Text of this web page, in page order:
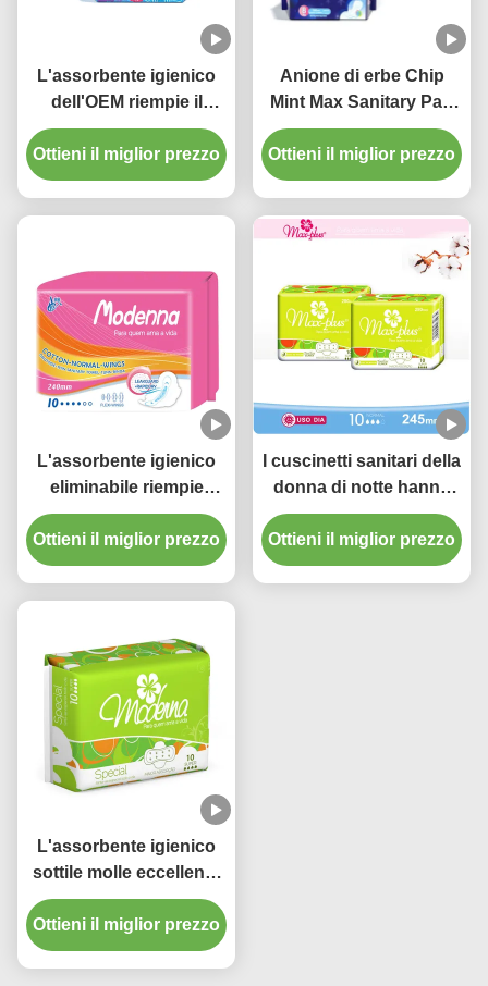
L'assorbente igienico
dell'OEM riempie il
cuscinetto sanitario
alato respirabile
eliminabile della
Ottieni il miglior prezzo
Anione di erbe Chip
Mint Max Sanitary Pad
del tovagliolo sanitario
della donna
Ottieni il miglior prezzo
L'assorbente igienico
eliminabile riempie
sottile di Toallas
Sanitarias delle donne
ultra su misura
Ottieni il miglior prezzo
I cuscinetti sanitari della
donna di notte hanno
traversato l'alta capacità
di assorbimento
volando eliminabile
Ottieni il miglior prezzo
L'assorbente igienico
sottile molle eccellente
riempie Comfrotable
eliminabile economico
Ottieni il miglior prezzo